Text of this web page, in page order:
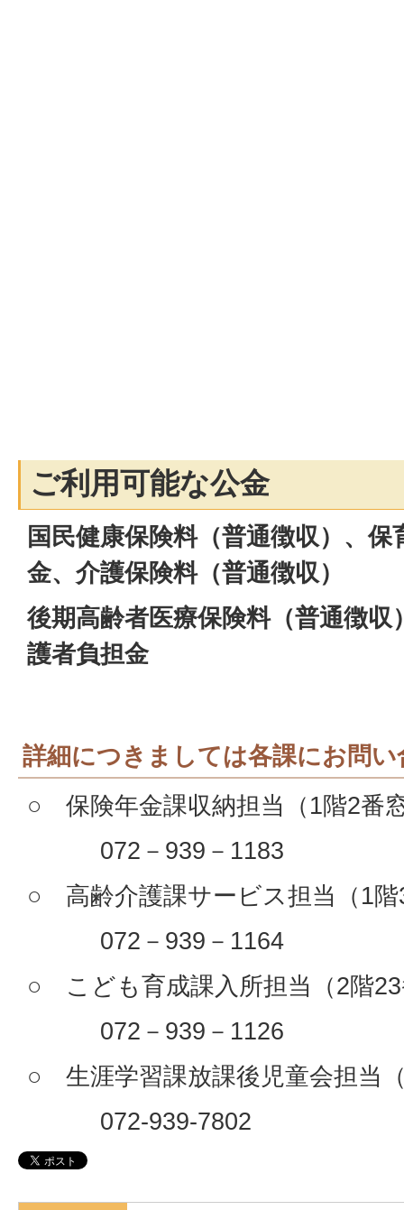
ご利用可能な公金
国民健康保険料（普通徴収）、保
金、介護保険料（普通徴収）
後期高齢者医療保険料（普通徴収
護者負担金
詳細につきましては各課にお問
○ 保険年金課収納担当（1階2
072－939－1183
○ 高齢介護課サービス担当（
072－939－1164
○ こども育成課入所担当（2階
072－939－1126
○ 生涯学習課放課後児童会担当
072-939-7802